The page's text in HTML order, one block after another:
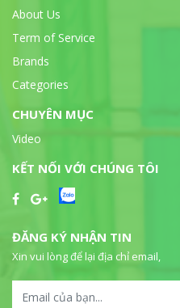
About Us
Term of Service
Brands
Categories
CHUYÊN MỤC
Video
KẾT NỐI VỚI CHÚNG TÔI
ĐĂNG KÝ NHẬN TIN
Xin vui lòng để lại địa chỉ email,